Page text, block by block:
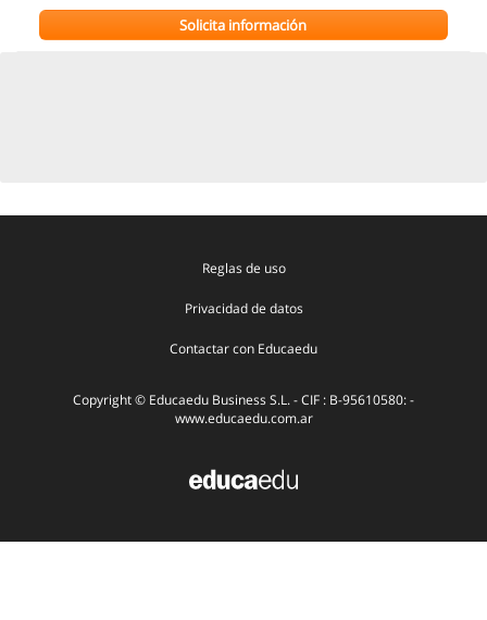
Solicita información
Reglas de uso
Privacidad de datos
Contactar con Educaedu
Copyright © Educaedu Business S.L. - CIF : B-95610580: -
www.educaedu.com.ar